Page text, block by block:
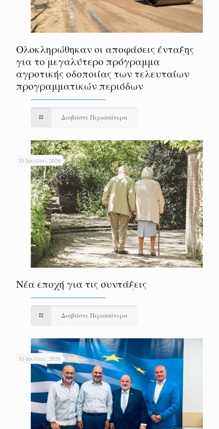
Ολοκληρώθηκαν οι αποφάσεις ένταξης
για το μεγαλύτερο πρόγραμμα
αγροτικής οδοποιίας των τελευταίων
προγραμματικών περιόδων
Διαβάστε Περισσότερα
31 Ιουλίου, 2026
Νέα εποχή για τις συντάξεις
Διαβάστε Περισσότερα
31 Ιουλίου, 2026